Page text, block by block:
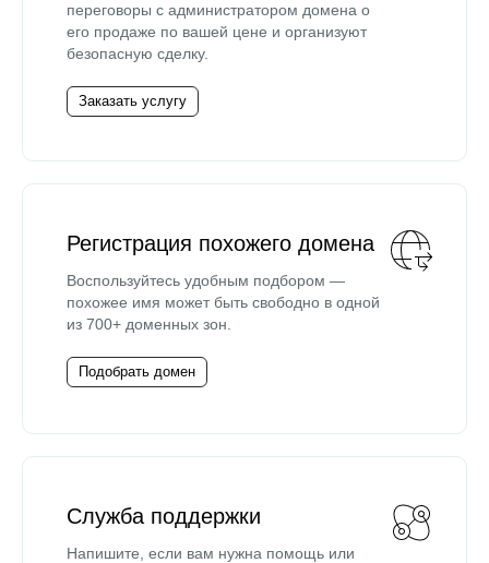
переговоры с администратором домена о
его продаже по вашей цене и организуют
безопасную сделку.
Заказать услугу
Регистрация похожего домена
Воспользуйтесь удобным подбором —
похожее имя может быть свободно в одной
из 700+ доменных зон.
Подобрать домен
Служба поддержки
Напишите, если вам нужна помощь или